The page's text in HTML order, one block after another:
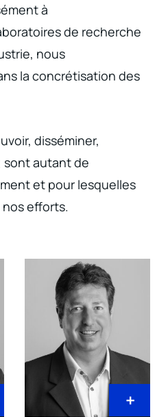
à
de recherche
nous
la concrétisation des
disséminer,
sont autant de
et pour lesquelles
efforts.
+